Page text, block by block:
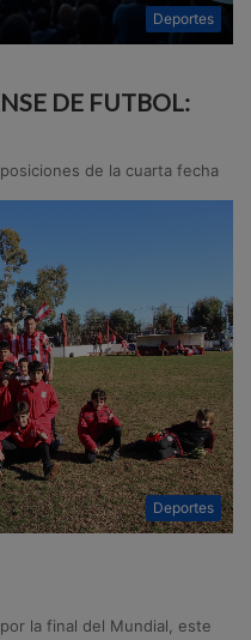
Deportes
DE FUTBOL:
de la cuarta fecha
Deportes
la final del Mundial, este